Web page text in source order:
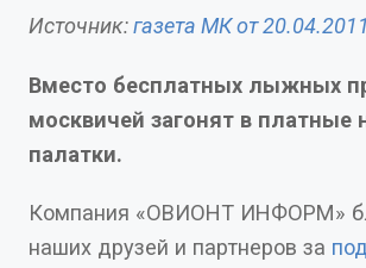
Источник:газета МК от 20.04.2011
Вместо бесплатных лыжных
москвичей загонят в платные
палатки.
Компания «ОВИОНТ ИНФОРМ»
наших друзей и партнеров за